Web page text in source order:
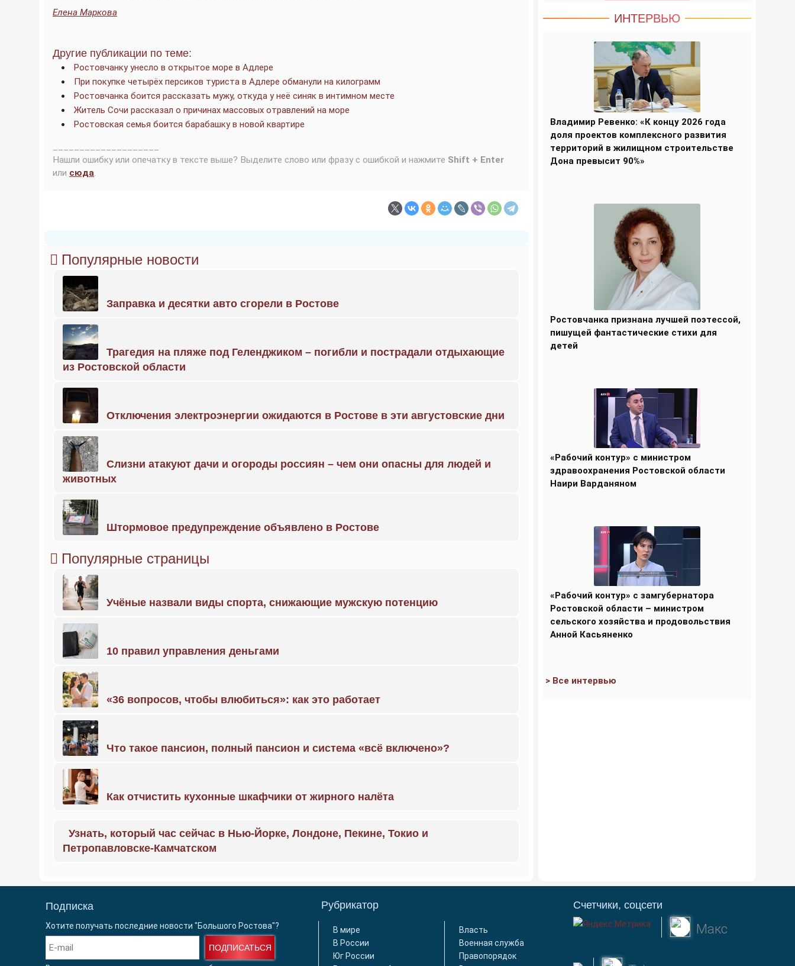
Елена Маркова
Другие публикации по теме:
Ростовчанку унесло в открытое море в Адлере
При покупке четырёх персиков туриста в Адлере обманули на килограмм
Ростовчанка боится рассказать мужу, откуда у неё синяк в интимном месте
Житель Сочи рассказал о причинах массовых отравлений на море
Ростовская семья боится барабашку в новой квартире
Нашли ошибку или опечатку в тексте выше? Выделите слово или фразу с ошибкой и нажмите Shift + Enter
или сюда.
Популярные новости
Заправка и десятки авто сгорели в Ростове
Трагедия на пляже под Геленджиком – погибли и пострадали отдыхающие
из Ростовской области
Отключения электроэнергии ожидаются в Ростове в эти августовские дни
Слизни атакуют дачи и огороды россиян – чем они опасны для людей и
животных
Штормовое предупреждение объявлено в Ростове
Популярные страницы
Учёные назвали виды спорта, снижающие мужскую потенцию
10 правил управления деньгами
«36 вопросов, чтобы влюбиться»: как это работает
Что такое пансион, полный пансион и система «всё включено»?
Как отчистить кухонные шкафчики от жирного налёта
Узнать, который час сейчас в Нью-Йорке, Лондоне, Пекине, Токио и
Петропавловске-Камчатском
ИНТЕРВЬЮ
Владимир Ревенко: «К концу 2026 года
доля проектов комплексного развития
территорий в жилищном строительстве
Дона превысит 90%»
Ростовчанка признана лучшей поэтессой,
пишущей фантастические стихи для
детей
«Рабочий контур» с министром
здравоохранения Ростовской области
Наири Варданяном
«Рабочий контур» с замгубернатора
Ростовской области – министром
сельского хозяйства и продовольствия
Анной Касьяненко
> Все интервью
Подписка
Хотите получать последние новости "Большого Ростова"?
ПОДПИСАТЬСЯ
Рубрикатор
В мире
В России
Юг России
Власть
Военная служба
Правопорядок
Счетчики, соцсети
Макс